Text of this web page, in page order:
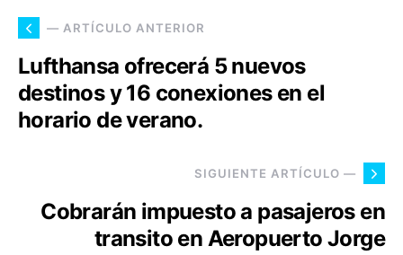
— ARTÍCULO ANTERIOR
Lufthansa ofrecerá 5 nuevos
destinos y 16 conexiones en el
horario de verano.
SIGUIENTE ARTÍCULO —
Cobrarán impuesto a pasajeros en
transito en Aeropuerto Jorge